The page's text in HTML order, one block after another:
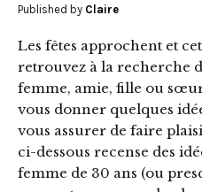
Published by Claire
Les fêtes approchent et
retrouvez à la recherche
femme, amie, fille ou
vous donner quelques
vous assurer de faire
ci-dessous recense des
femme de 30 ans (ou